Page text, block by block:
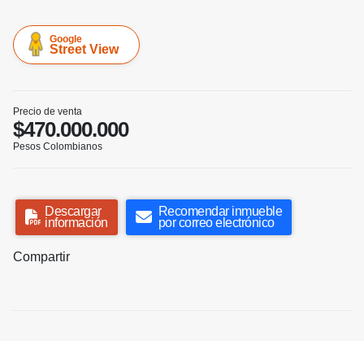
Google
Street View
Precio de venta
$470.000.000
Pesos Colombianos
Descargar
información
Recomendar inmueble
por correo electrónico
Compartir